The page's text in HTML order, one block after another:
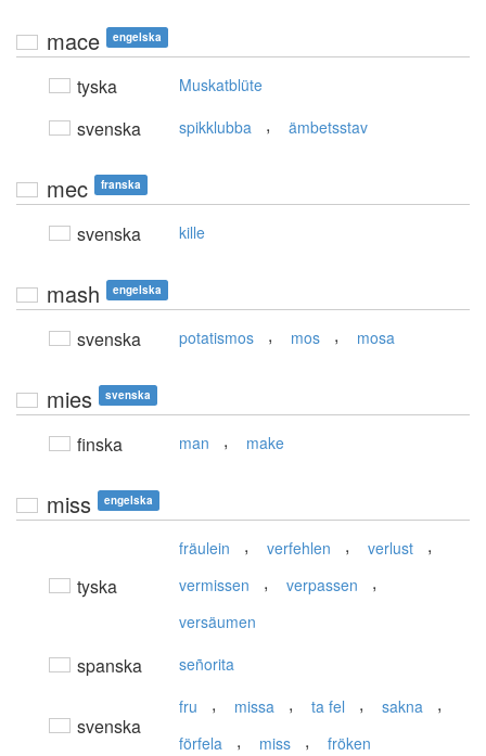
mace engelska
tyska Muskatblüte
svenska spikklubba , ämbetsstav
mec franska
svenska kille
mash engelska
svenska potatismos , mos , mosa
mies svenska
finska man , make
miss engelska
tyska
fräulein , verfehlen , verlust ,
vermissen , verpassen ,
versäumen
spanska señorita
svenska
fru , missa , ta fel , sakna ,
förfela , miss , fröken